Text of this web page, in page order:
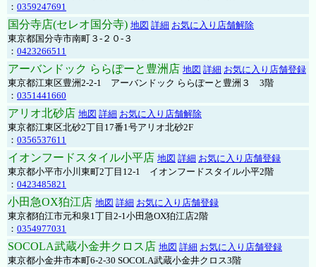
： 0359247691
国分寺店(セレオ国分寺) 地図 詳細 お気に入り店舗解除
東京都国分寺市南町３-２０-３
： 0423266511
アーバンドック ららぽーと豊洲店 地図 詳細 お気に入り店舗登録
東京都江東区豊洲2-2-1 アーバンドック ららぽーと豊洲３ 3階
： 0351441660
アリオ北砂店 地図 詳細 お気に入り店舗解除
東京都江東区北砂2丁目17番1号アリオ北砂2F
： 0356537611
イオンフードスタイル小平店 地図 詳細 お気に入り店舗登録
東京都小平市小川東町2丁目12-1 イオンフードスタイル小平2階
： 0423485821
小田急OX狛江店 地図 詳細 お気に入り店舗登録
東京都狛江市元和泉1丁目2-1小田急OX狛江店2階
： 0354977031
SOCOLA武蔵小金井クロス店 地図 詳細 お気に入り店舗登録
東京都小金井市本町6-2-30 SOCOLA武蔵小金井クロス3階